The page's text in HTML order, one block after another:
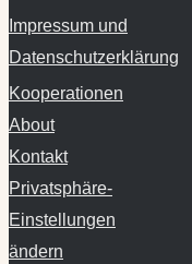
Impressum und
Datenschutzerklärung
Kooperationen
About
Kontakt
Privatsphäre-
Einstellungen
ändern